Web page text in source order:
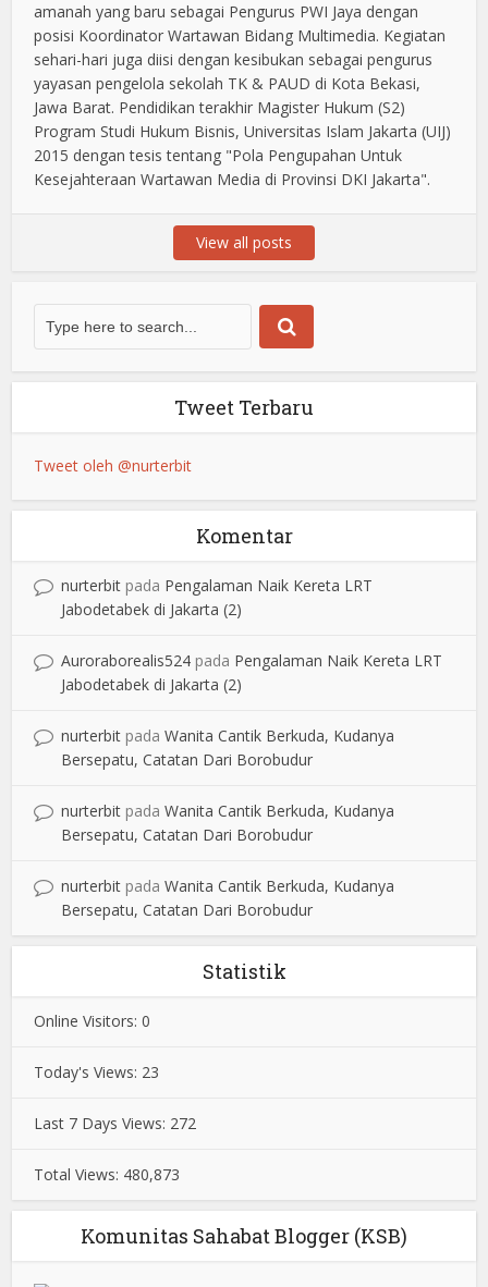
amanah yang baru sebagai Pengurus PWI Jaya dengan
posisi Koordinator Wartawan Bidang Multimedia. Kegiatan
sehari-hari juga diisi dengan kesibukan sebagai pengurus
yayasan pengelola sekolah TK & PAUD di Kota Bekasi,
Jawa Barat. Pendidikan terakhir Magister Hukum (S2)
Program Studi Hukum Bisnis, Universitas Islam Jakarta (UIJ)
2015 dengan tesis tentang "Pola Pengupahan Untuk
Kesejahteraan Wartawan Media di Provinsi DKI Jakarta".
View all posts
Tweet Terbaru
Tweet oleh @nurterbit
Komentar
nurterbit pada Pengalaman Naik Kereta LRT
Jabodetabek di Jakarta (2)
Auroraborealis524 pada Pengalaman Naik Kereta LRT
Jabodetabek di Jakarta (2)
nurterbit padaWanita Cantik Berkuda, Kudanya
Bersepatu, Catatan Dari Borobudur
nurterbit padaWanita Cantik Berkuda, Kudanya
Bersepatu, Catatan Dari Borobudur
nurterbit padaWanita Cantik Berkuda, Kudanya
Bersepatu, Catatan Dari Borobudur
Statistik
Online Visitors:0
Today's Views: 23
Last 7 Days Views: 272
Total Views: 480,873
Komunitas Sahabat Blogger (KSB)